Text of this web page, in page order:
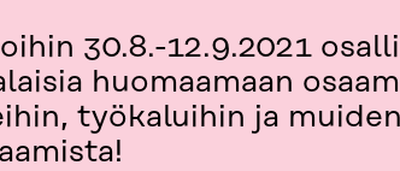
30.8.-12.9.2021
huomaamaan
työkaluihin ja